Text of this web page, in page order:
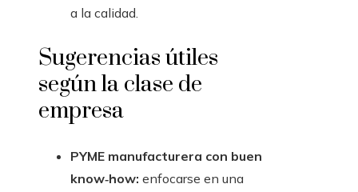
a la calidad.
Sugerencias útiles
según la clase de
empresa
PYME manufacturera con buen
know‑how: enfocarse en una